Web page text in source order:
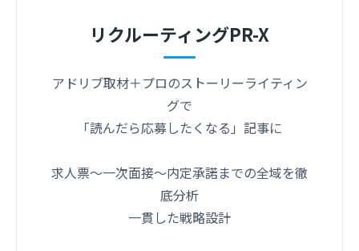
リクルーティングPR-X
アドリブ取材＋プロのストーリーライティン
グで
「読んだら応募したくなる」記事に
求人票〜一次面接〜内定承諾までの全域を徹
底分析
一貫した戦略設計